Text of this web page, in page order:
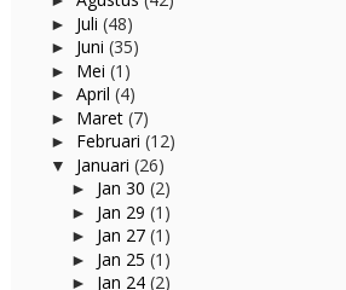
► Juli (48)
► Juni (35)
► Mei (1)
► April (4)
► Maret (7)
► Februari (12)
▼ Januari (26)
► Jan 30 (2)
► Jan 29 (1)
► Jan 27 (1)
► Jan 25 (1)
► Jan 24 (2)